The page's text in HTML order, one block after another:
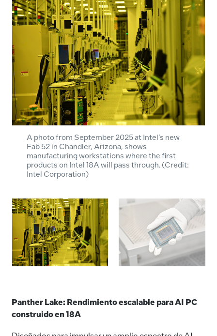
A photo from September 2025 at Intel’s new
Fab 52 in Chandler, Arizona, shows
manufacturing workstations where the first
products on Intel 18A will pass through. (Credit:
Intel Corporation)
Panther Lake: Rendimiento escalable para AI PC
construido en 18A